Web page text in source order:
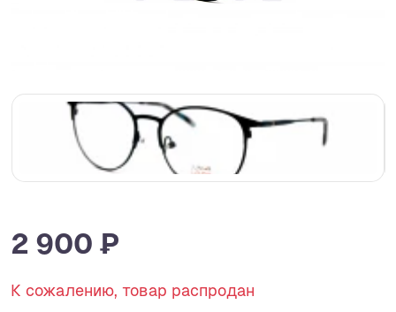
2 900 ₽
К сожалению, товар распродан